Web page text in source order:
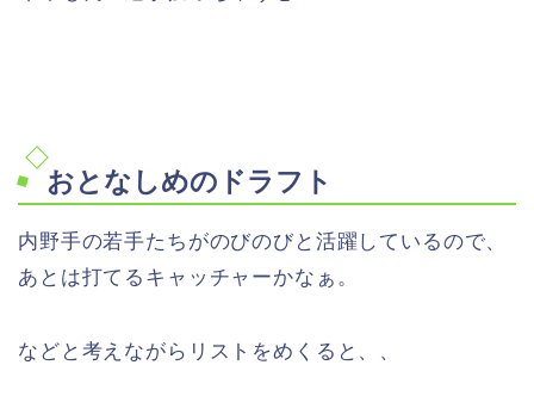
おとなしめのドラフト
内野手の若手たちがのびのびと活躍しているので、
あとは打てるキャッチャーかなぁ。
などと考えながらリストをめくると、、